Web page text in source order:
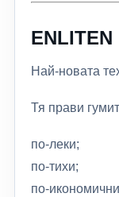
ENLITEN
Най-новата
Тя прави
по-леки;
по-тихи;
по-